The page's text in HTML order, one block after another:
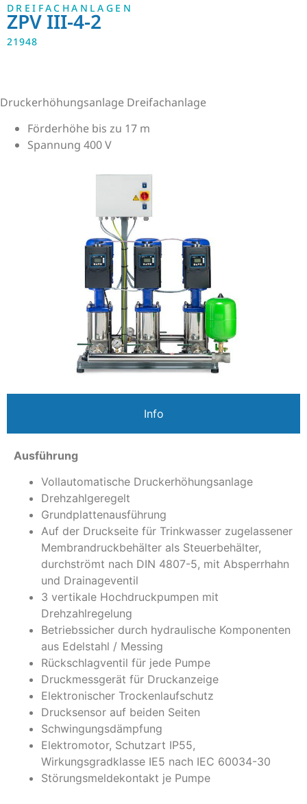
DREIFACHANLAGEN
ZPV III-4-2
21948
Druckerhöhungsanlage Dreifachanlage
Förderhöhe bis zu 17 m
Spannung 400 V
Info
Ausführung
Vollautomatische Druckerhöhungsanlage
Drehzahlgeregelt
Grundplattenausführung
Auf der Druckseite für Trinkwasser zugelassener
Membrandruckbehälter als Steuerbehälter,
durchströmt nach DIN 4807-5, mit Absperrhahn
und Drainageventil
3 vertikale Hochdruckpumpen mit
Drehzahlregelung
Betriebssicher durch hydraulische Komponenten
aus Edelstahl / Messing
Rückschlagventil für jede Pumpe
Druckmessgerät für Druckanzeige
Elektronischer Trockenlaufschutz
Drucksensor auf beiden Seiten
Schwingungsdämpfung
Elektromotor, Schutzart IP55,
Wirkungsgradklasse IE5 nach IEC 60034-30
Störungsmeldekontakt je Pumpe